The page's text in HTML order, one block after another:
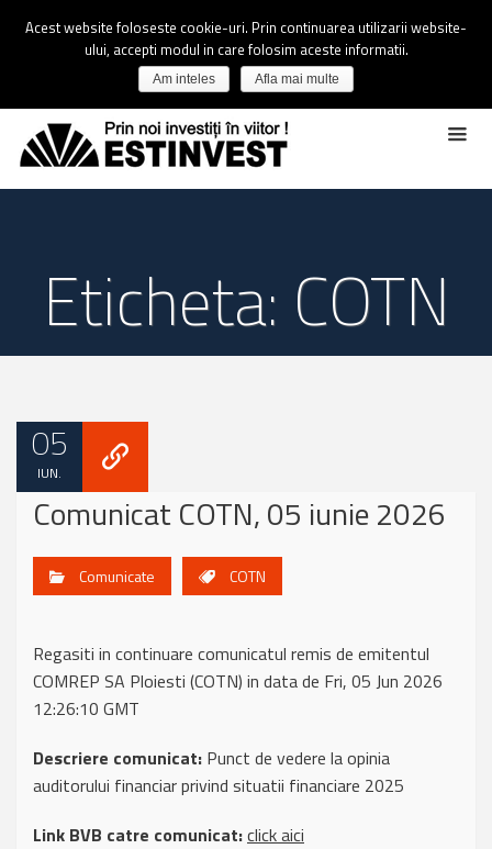
Eticheta: COTN
05
IUN.
Comunicat COTN, 05 iunie 2026
Comunicate COTN
Regasiti in continuare comunicatul remis de emitentul
COMREP SA Ploiesti (COTN) in data de Fri, 05 Jun 2026
12:26:10 GMT
Descriere comunicat: Punct de vedere la opinia
auditorului financiar privind situatii financiare 2025
Link BVB catre comunicat:click aici
Acest website foloseste cookie-uri. Prin continuarea utilizarii website-
ului, accepti modul in care folosim aceste informatii.
Am inteles Afla mai multe